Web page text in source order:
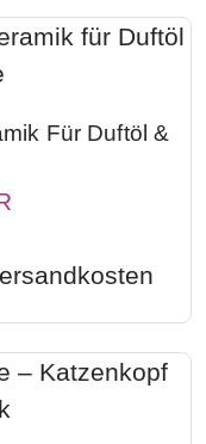
Für Duftöl &